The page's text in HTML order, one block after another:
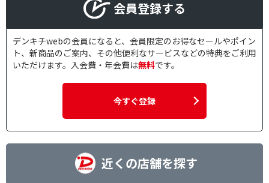
会員登録する
デンキチwebの会員になると、会員限定のお得なセールやポイン
ト、新商品のご案内、その他便利なサービスなどの特典をご利用
いただけます。入会費・年会費は無料です。
今すぐ登録
近くの店舗を探す